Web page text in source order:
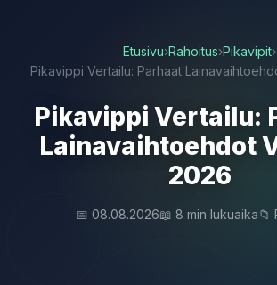
Etusivu›Rahoitus›Pikavipit›
Pikavippi Vertailu: Parhaat
Pikavippi Vertailu:
Lainavaihtoehdot
2026
📅 08.08.2026📖 8 min lukuaika📁